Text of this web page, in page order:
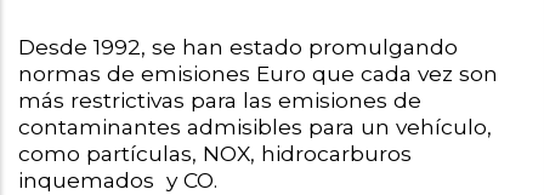
Desde 1992, se han estado promulgando
normas de emisiones Euro que cada vez son
más restrictivas para las emisiones de
contaminantes admisibles para un vehículo,
como partículas, NOX, hidrocarburos
inquemados  y CO.